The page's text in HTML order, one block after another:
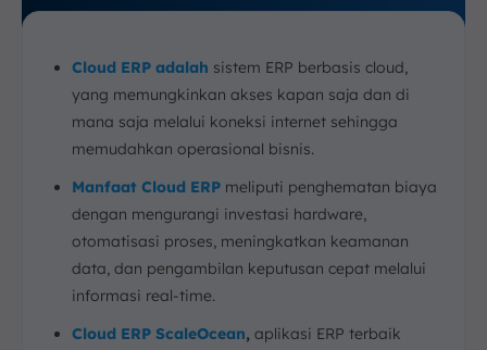
Cloud ERP adalah sistem ERP berbasis cloud,
yang memungkinkan akses kapan saja dan di
mana saja melalui koneksi internet sehingga
memudahkan operasional bisnis.
Manfaat Cloud ERP meliputi penghematan biaya
dengan mengurangi investasi hardware,
otomatisasi proses, meningkatkan keamanan
data, dan pengambilan keputusan cepat melalui
informasi real-time.
Cloud ERP ScaleOcean, aplikasi ERP terbaik